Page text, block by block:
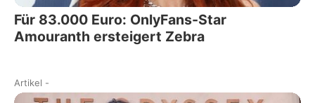
Für 83.000 Euro: OnlyFans-Star
Amouranth ersteigert Zebra
Artikel -